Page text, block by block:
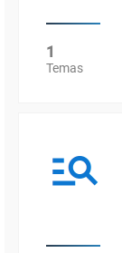
1
Temas